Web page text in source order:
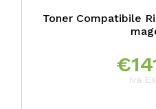
Toner Compatibile
€
Iva